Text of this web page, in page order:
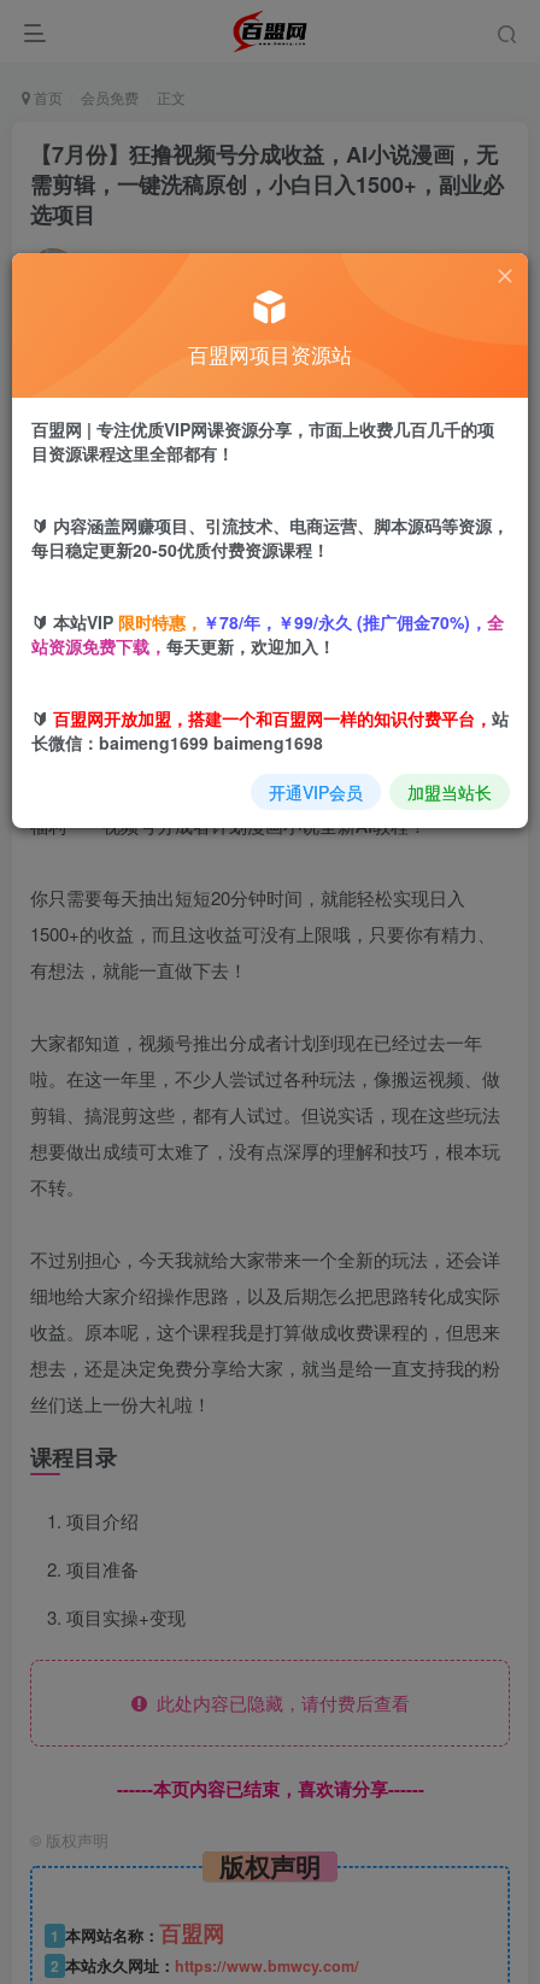
首页 会员免费 正文
【7月份】狂撸视频号分成收益，AI小说漫画，无
需剪辑，一键洗稿原创，小白日入1500+，副业必
选项目
admin 私信
此内容为付费阅读，请付费后查看
9.9
黄金会员免费 超级会员 免费
立即购买
项目介绍
家人们好呀！我是笑笑，这一期必须给大家安利一个超棒的
福利——视频号分成者计划漫画小说全新AI教程！
你只需要每天抽出短短20分钟时间，就能轻松实现日入
1500+的收益，而且这收益可没有上限哦，只要你有精力、
有想法，就能一直做下去！
大家都知道，视频号推出分成者计划到现在已经过去一年
啦。在这一年里，不少人尝试过各种玩法，像搬运视频、做
剪辑、搞混剪这些，都有人试过。但说实话，现在这些玩法
想要做出成绩可太难了，没有点深厚的理解和技巧，根本玩
不转。
不过别担心，今天我就给大家带来一个全新的玩法，还会详
细地给大家介绍操作思路，以及后期怎么把思路转化成实际
收益。原本呢，这个课程我是打算做成收费课程的，但思来
想去，还是决定免费分享给大家，就当是给一直支持我的粉
丝们送上一份大礼啦！
课程目录
项目介绍
项目准备
项目实操+变现
此处内容已隐藏，请付费后查看
------本页内容已结束，喜欢请分享------
© 版权声明
版权声明
1 本网站名称： 百盟网
2 本站永久网址： https://www.bmwcy.com/
百盟网项目资源站
百盟网 | 专注优质VIP网课资源分享，市面上收费几百几千的项
目资源课程这里全部都有！
🔰 内容涵盖网赚项目、引流技术、电商运营、脚本源码等资源，
每日稳定更新20-50优质付费资源课程！
🔰 本站VIP 限时特惠， ￥78/年，￥99/永久 (推广佣金70%)， 全
站资源免费下载， 每天更新，欢迎加入！
🔰 百盟网开放加盟，搭建一个和百盟网一样的知识付费平台， 站
长微信：baimeng1699 baimeng1698
开通VIP会员 加盟当站长